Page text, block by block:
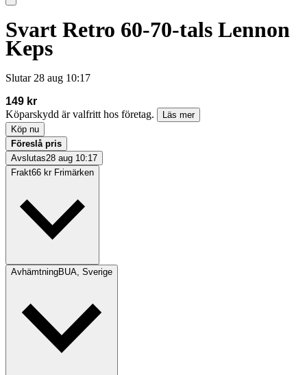
Svart Retro 60-70-tals Lennon
Keps
Slutar 28 aug 10:17
149 kr
Köparskydd är valfritt hos företag.
Läs mer
Köp nu
Föreslå pris
Avslutas28 aug 10:17
Frakt66 kr Frimärken
AvhämtningBUA, Sverige